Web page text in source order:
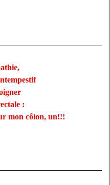
:
mon côlon, un!!!